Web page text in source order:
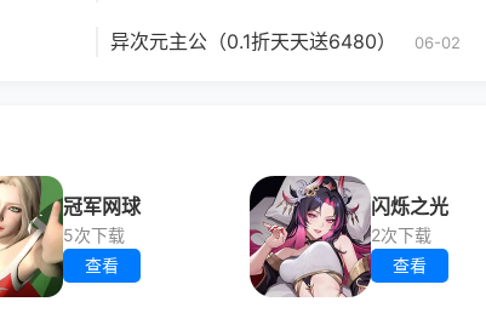
异次元主公（0.1折天天送6480） 06-02
冠军网球
5次下载
查看
闪烁之光
2次下载
查看